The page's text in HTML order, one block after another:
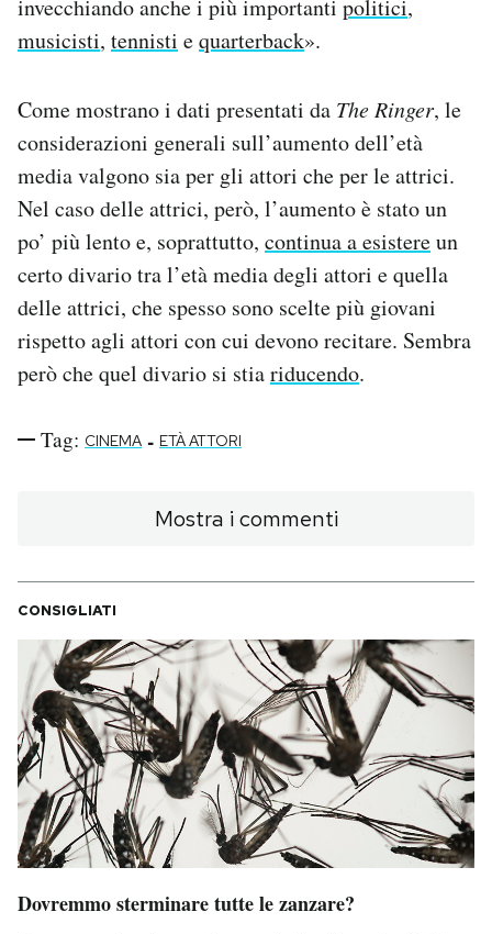
invecchiando anche i più importanti politici,
musicisti, tennisti equarterback».
Come mostrano i dati presentati da The Ringer, le
considerazioni generali sull’aumento dell’età
media valgono sia per gli attori che per le attrici.
Nel caso delle attrici, però, l’aumento è stato un
po’ più lento e, soprattutto, continua a esistereun
certo divario tra l’età media degli attori e quella
delle attrici, che spesso sono scelte più giovani
rispetto agli attori con cui devono recitare. Sembra
però che quel divario si stiariducendo.
Tag: CINEMA - ETÀ ATTORI
Mostra i commenti
CONSIGLIATI
Dovremmo sterminare tutte le zanzare?